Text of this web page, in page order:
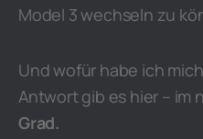
Model 3 wechseln zu
Und wofür habe ich
Antwort gib es hier – im
Grad.